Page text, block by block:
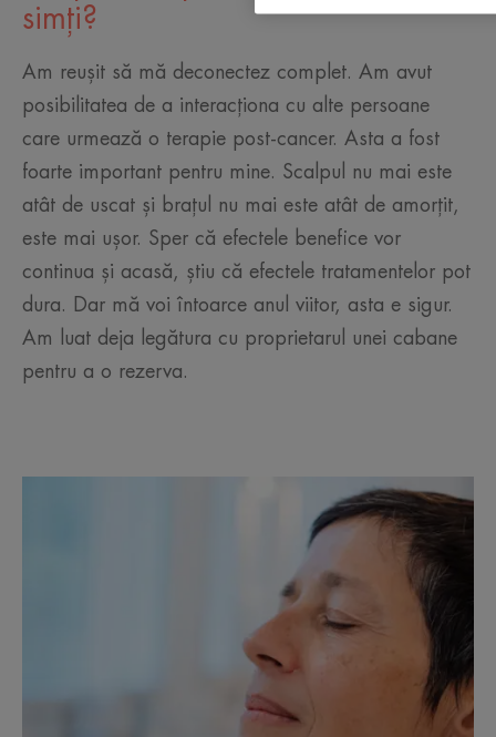
simți?
Am reușit să mă deconectez complet. Am avut
posibilitatea de a interacționa cu alte persoane
care urmează o terapie post-cancer. Asta a fost
foarte important pentru mine. Scalpul nu mai este
atât de uscat și brațul nu mai este atât de amorțit,
este mai ușor. Sper că efectele benefice vor
continua și acasă, știu că efectele tratamentelor pot
dura. Dar mă voi întoarce anul viitor, asta e sigur.
Am luat deja legătura cu proprietarul unei cabane
pentru a o rezerva.